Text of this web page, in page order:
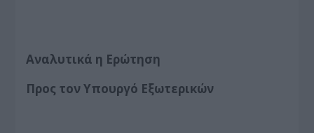
Αναλυτικά η Ερώτηση
Προς τον Υπουργό Εξωτερικών